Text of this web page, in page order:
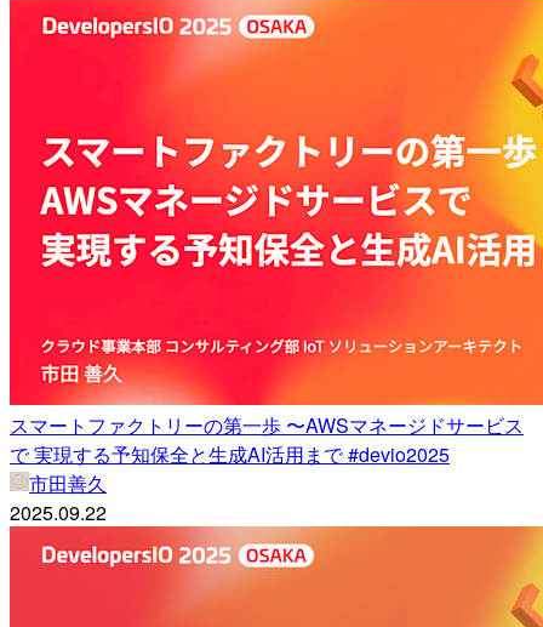
スマートファクトリーの第一歩 〜AWSマネージドサービス
で 実現する予知保全と生成AI活用まで #devio2025
市田善久
2025.09.22